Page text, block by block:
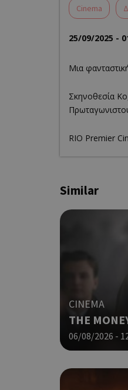
Cinema
25/09/2025 -
Μια
Σκηνοθεσία
RΙΟ Premier
Similar
CINEMA
THE
06/08/2026 -